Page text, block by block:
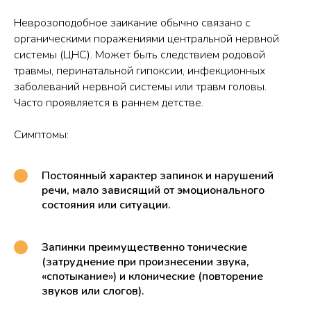
Неврозоподобное заикание обычно связано с
органическими поражениями центральной нервной
системы (ЦНС). Может быть следствием родовой
травмы, перинатальной гипоксии, инфекционных
заболеваний нервной системы или травм головы.
Часто проявляется в раннем детстве.
Симптомы:
Постоянный характер запинок и нарушений
речи, мало зависящий от эмоционального
состояния или ситуации.
Запинки преимущественно тонические
(затруднение при произнесении звука,
«спотыкание») и клонические (повторение
звуков или слогов).